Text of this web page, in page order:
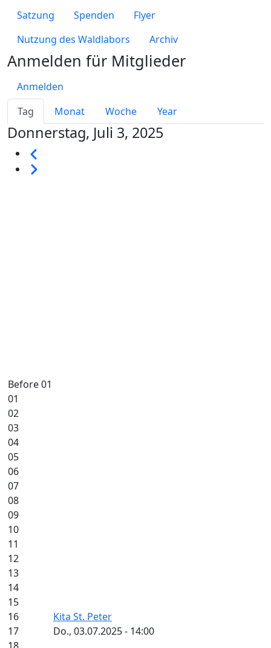
Primary tabs
Tag Monat Woche Year
Donnerstag, Juli 3, 2025
Seitennummerierung
Weiter
Before 01
01
02
03
04
05
06
07
08
09
10
11
12
13
14
15
16
17
Kita St. Peter
Do., 03.07.2025 - 14:00
Satzung Spenden
Flyer
Nutzung des Waldlabors
Archiv
Anmelden für Mitglieder
Anmelden